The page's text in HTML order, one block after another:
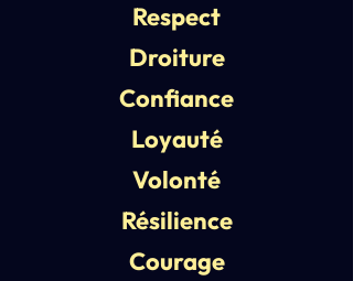
Respect
Droiture
Confiance
Loyauté
Volonté
Résilience
Courage